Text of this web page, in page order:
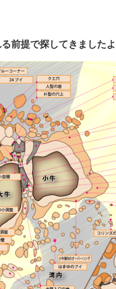
前提で探してきましたよ